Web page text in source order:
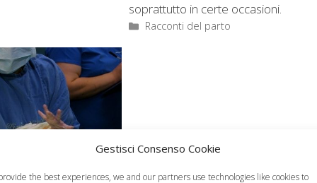
Gestisci Consenso Cookie
the best experiences, we and our partners use technologies like cookies to
soprattutto in certe occasioni.
Categorie
Racconti del parto